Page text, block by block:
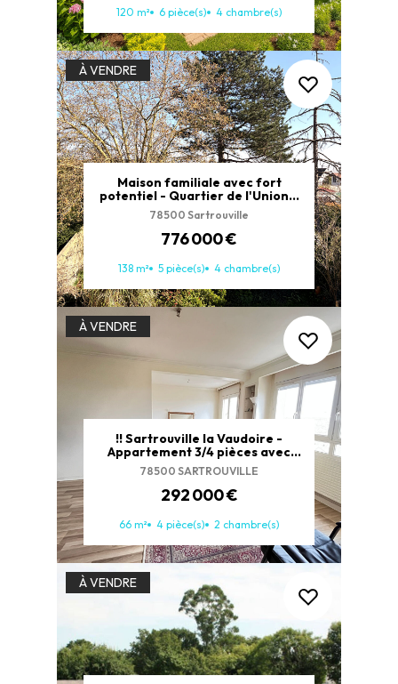
120 m² 6 pièce(s) 4 chambre(s)
Maison familiale avec fort
potentiel - Quartier de l'Union à
Sartrouville
78500 Sartrouville
776 000 €
138 m² 5 pièce(s) 4 chambre(s)
À VENDRE
!! Sartrouville la Vaudoire -
Appartement 3/4 pièces avec
vue dégagée : L'opportunité à ne
pas manquer !!
78500 SARTROUVILLE
292 000 €
66 m² 4 pièce(s) 2 chambre(s)
À VENDRE
À VENDRE